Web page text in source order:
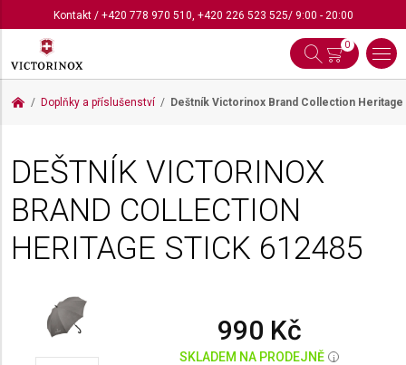
Kontakt/ +420 778 970 510, +420 226 523 525/ 9:00 - 20:00
0
Doplňky a příslušenství Deštník Victorinox Brand Collection
DEŠTNÍK VICTORINOX
BRAND COLLECTION
HERITAGE STICK 612485
990 Kč
SKLADEM NA PRODEJNĚ i